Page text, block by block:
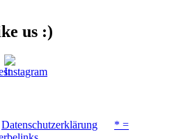
us :)
Datenschutzerklärung
* =